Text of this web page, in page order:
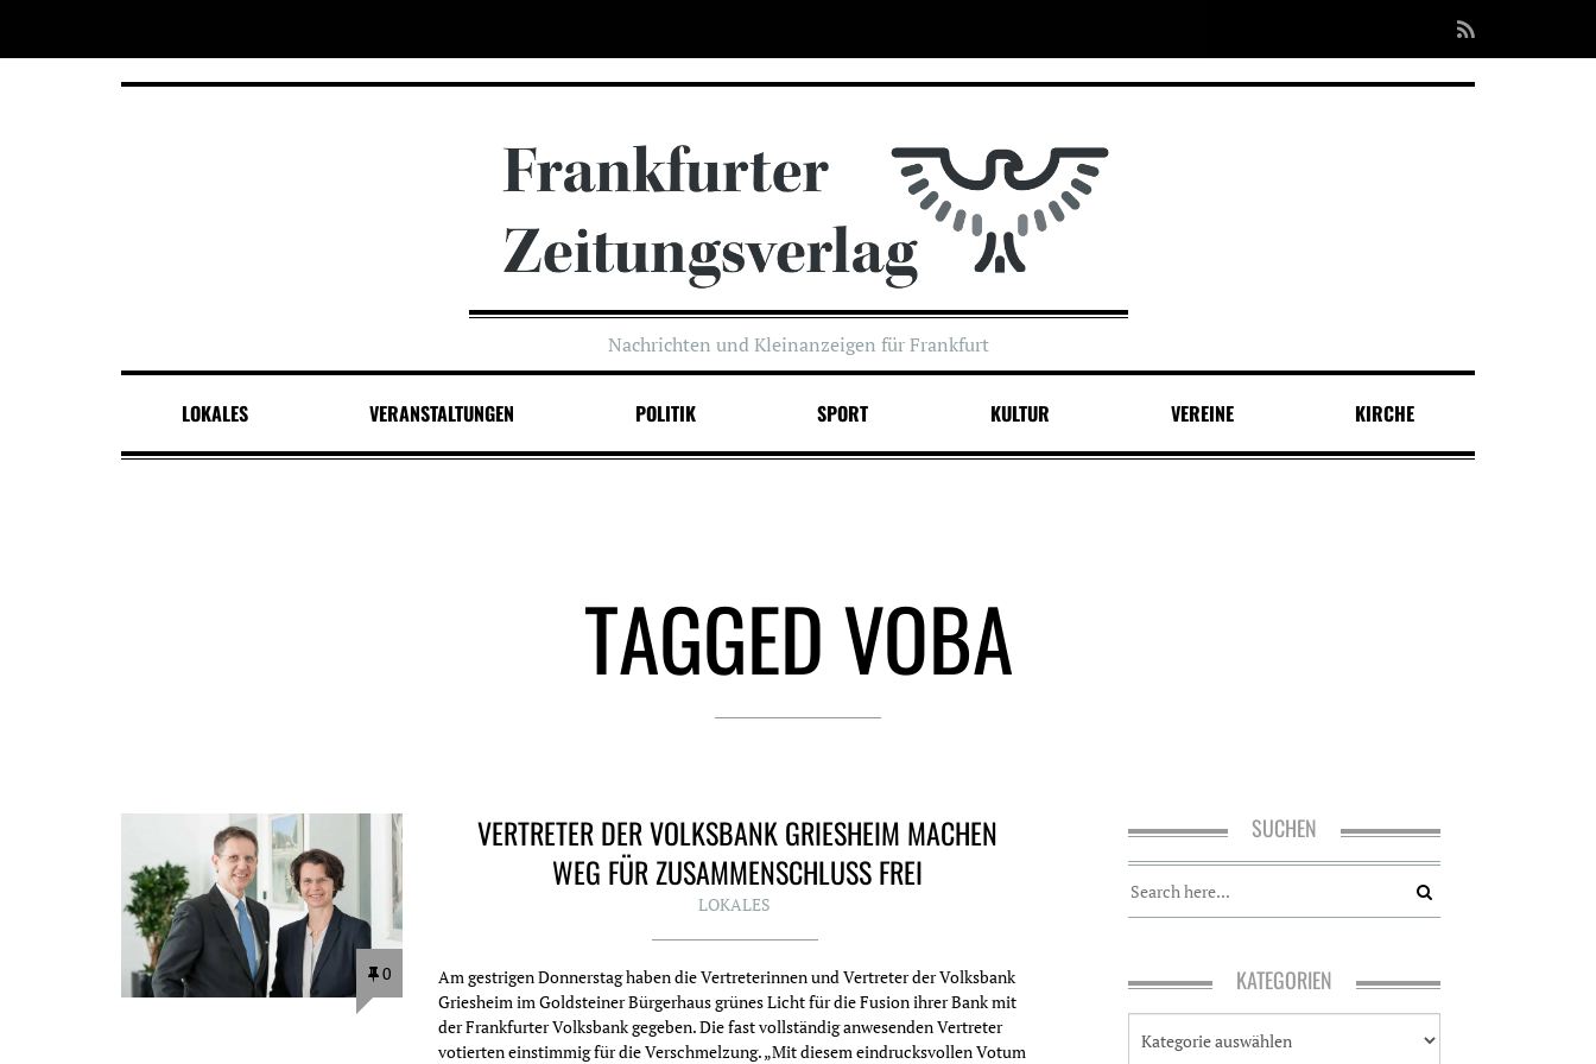
Nachrichten und Kleinanzeigen für Frankfurt
LOKALES VERANSTALTUNGEN POLITIK SPORT KULTUR VEREINE KIRCHE
TAGGED VOBA
0
VERTRETER DER VOLKSBANK GRIESHEIM MACHEN
WEG FÜR ZUSAMMENSCHLUSS FREI
LOKALES
Am gestrigen Donnerstag haben die Vertreterinnen und Vertreter der Volksbank
Griesheim im Goldsteiner Bürgerhaus grünes Licht für die Fusion ihrer Bank mit
der Frankfurter Volksbank gegeben. Die fast vollständig anwesenden Vertreter
votierten einstimmig für die Verschmelzung. „Mit diesem eindrucksvollen Votum
SUCHEN
KATEGORIEN